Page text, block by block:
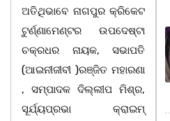
ଅତିଥିଭାବେ ନାଗପୁର କ୍ରିକେଟ
ଟୁର୍ଣ୍ଣାମେଣ୍ଟର ଉପଦେଷ୍ଟା
ଚକ୍ରଧର ନାୟକ, ସଭାପତି
(ଆଇନୀଜୀବୀ )ରଞ୍ଜିତ ମହାରଣା
, ସମ୍ପାଦକ ଦିଲ୍ଲୀପ ମିଶ୍ର,
ସୂର୍ଯ୍ୟପ୍ରଭା କ୍ରାଇମ୍